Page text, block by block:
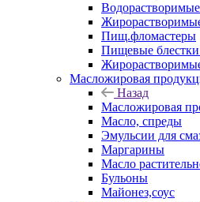
Пищ.фломастеры
Пищевые
Масложировая
Назад
Масложировая
Масло, спреды
Эмульсии для
Маргарины
Масло
Бульоны
Майонез,соус